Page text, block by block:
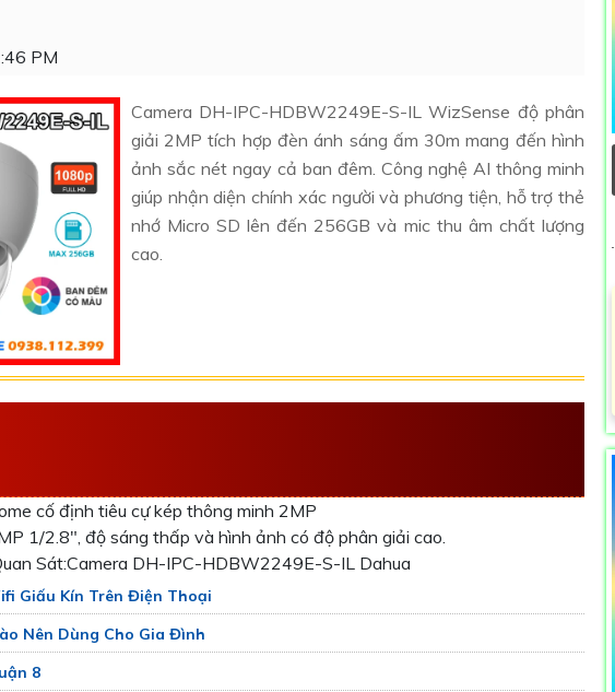
PM
Camera DH-IPC-HDBW2249E-S-IL WizSense độ phân
giải 2MP tích hợp đèn ánh sáng ấm 30m mang đến hình
ảnh sắc nét ngay cả ban đêm. Công nghệ AI thông minh
giúp nhận diện chính xác người và phương tiện, hỗ trợ thẻ
nhớ Micro SD lên đến 256GB và mic thu âm chất lượng
cao.
cố định tiêu cự kép thông minh 2MP
1/2.8", độ sáng thấp và hình ảnh có độ phân giải cao.
Sát:Camera DH-IPC-HDBW2249E-S-IL Dahua
Giấu Kín Trên Điện Thoại
Nên Dùng Cho Gia Đình
8